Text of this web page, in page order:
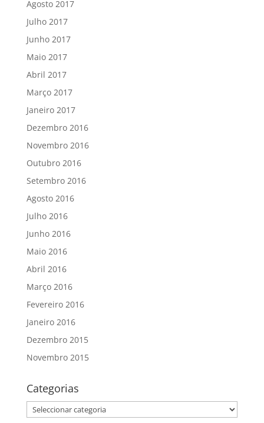
Agosto 2017
Julho 2017
Junho 2017
Maio 2017
Abril 2017
Março 2017
Janeiro 2017
Dezembro 2016
Novembro 2016
Outubro 2016
Setembro 2016
Agosto 2016
Julho 2016
Junho 2016
Maio 2016
Abril 2016
Março 2016
Fevereiro 2016
Janeiro 2016
Dezembro 2015
Novembro 2015
Categorias
Categorias